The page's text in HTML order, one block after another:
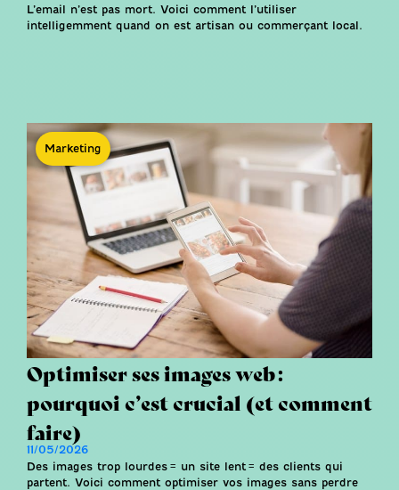
L’email n’est pas mort. Voici comment l’utiliser
intelligemment quand on est artisan ou commerçant local.
Marketing
Optimiser ses images web :
pourquoi c’est crucial (et comment
faire)
11/05/2026
Des images trop lourdes = un site lent = des clients qui
partent. Voici comment optimiser vos images sans perdre